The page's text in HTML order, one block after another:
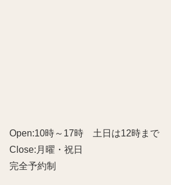
Open:10時～17時 土日は12時まで
Close:月曜・祝日
完全予約制